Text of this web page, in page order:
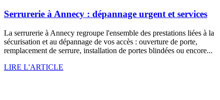
Serrurerie à Annecy : dépannage urgent et services
La serrurerie à Annecy regroupe l'ensemble des prestations liées à la
sécurisation et au dépannage de vos accès : ouverture de porte,
remplacement de serrure, installation de portes blindées ou encore...
LIRE L'ARTICLE